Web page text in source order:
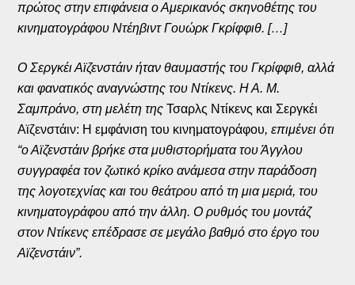
πρώτος στην επιφάνεια ο Αμερικανός σκηνοθέτης του
κινηματογράφου Ντέηβιντ Γουώρκ Γκρίφφιθ. […]
Ο Σεργκέι Αϊζενστάιν ήταν θαυμαστής του Γκρίφφιθ, αλλά
και φανατικός αναγνώστης του Ντίκενς. Η Α. Μ.
Σαμπράνο, στη μελέτη τηςΤσαρλς Ντίκενς και Σεργκέι
Αϊζενστάιν: Η εμφάνιση του κινηματογράφου, επιμένει ότι
“ο Αϊζενστάιν βρήκε στα μυθιστορήματα του Άγγλου
συγγραφέα τον ζωτικό κρίκο ανάμεσα στην παράδοση
της λογοτεχνίας και του θεάτρου από τη μια μεριά, του
κινηματογράφου από την άλλη. Ο ρυθμός του μοντάζ
στον Ντίκενς επέδρασε σε μεγάλο βαθμό στο έργο του
Αϊζενστάιν”.